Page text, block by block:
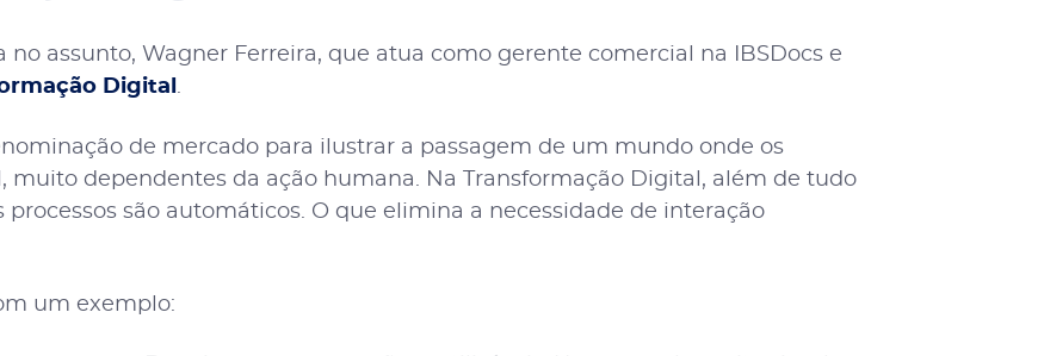
no assunto, Wagner Ferreira, que atua como gerente comercial na IBSDocs e
Digital .
de mercado para ilustrar a passagem de um mundo onde os
muito dependentes da ação humana. Na Transformação Digital, além de tudo
são automáticos. O que elimina a necessidade de interação
um exemplo: